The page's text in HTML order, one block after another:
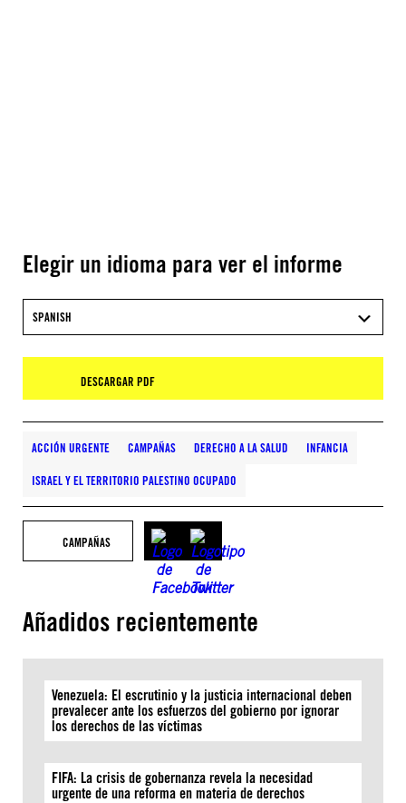
Elegir un idioma para ver el informe
SPANISH
DESCARGAR PDF
ACCIÓN URGENTE CAMPAÑAS DERECHO A LA SALUD INFANCIA
ISRAEL Y EL TERRITORIO PALESTINO OCUPADO
CAMPAÑAS
Añadidos recientemente
Venezuela: El escrutinio y la justicia internacional deben
prevalecer ante los esfuerzos del gobierno por ignorar
los derechos de las víctimas
FIFA: La crisis de gobernanza revela la necesidad
urgente de una reforma en materia de derechos